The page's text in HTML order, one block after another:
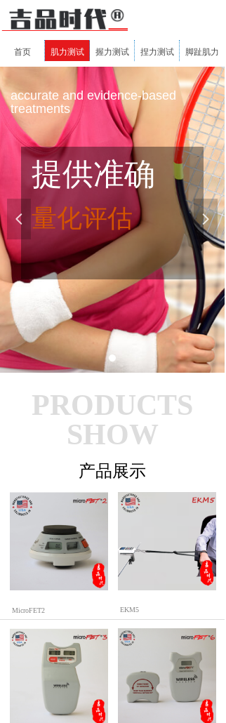
量化评估
提供准确
accurate and evidence-based
treatments
넳 넲
首页 肌力测试 握力测试 捏力测试 脚趾肌力
产品展示
PRODUCTS
SHOW
MicroFET2 EKM5